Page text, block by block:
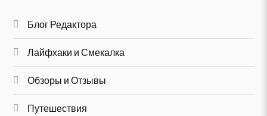
Блог Редактора
Лайфхаки и Смекалка
Обзоры и Отзывы
Путешествия